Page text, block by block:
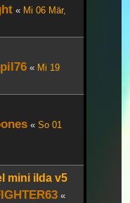
« Mi 06 Mär,
« Mi 19
« So 01
mini ilda v5
«